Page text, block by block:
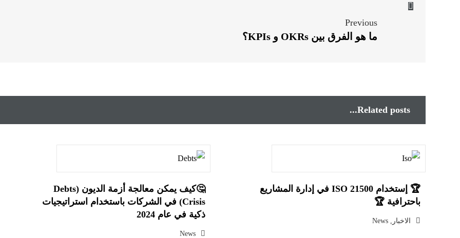
Previous
ما هو الفرق بين OKRs و KPIs؟
Related posts...
🏆 إستخدام ISO 21500 في إدارة المشاريع
باحترافية 🏆
الاخبار ,
News
🤔كيف يمكن معالجة أزمة الديون (Debts
Crisis) في الشركات باستخدام استراتيجيات
ذكية في عام 2024
News